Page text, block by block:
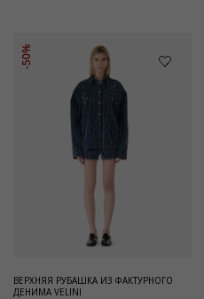
-50%
ВЕРХНЯЯ РУБАШКА ИЗ ФАКТУРНОГО
ДЕНИМА VELINI